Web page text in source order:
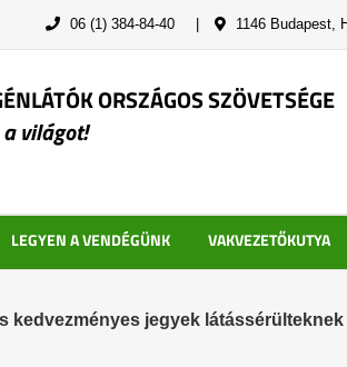
06 (1) 384-84-40 1146 Budapest,
ORSZÁGOS SZÖVETSÉGE
világot!
LEGYEN A VENDÉGÜNK VAKVEZETŐKUTYA
kedvezményes jegyek látássérülteknek